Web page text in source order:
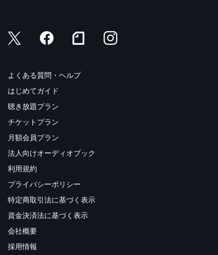
よくある質問・ヘルプ
はじめてガイド
聴き放題プラン
チケットプラン
月額会員プラン
法人向けオーディオブック
利用規約
プライバシーポリシー
特定商取引法に基づく表示
資金決済法に基づく表示
会社概要
採用情報